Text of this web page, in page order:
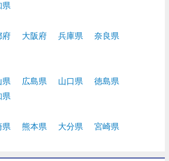
県
府 大阪府 兵庫県
奈良県
県 広島県 山口県
徳島県
県
県 熊本県 大分県
宮崎県